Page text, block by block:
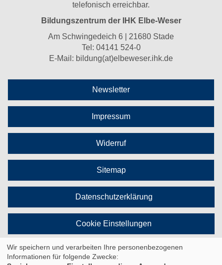
telefonisch erreichbar.
Bildungszentrum der IHK Elbe-Weser
Am Schwingedeich 6 | 21680 Stade
Tel: 04141 524-0
E-Mail: bildung(at)elbeweser.ihk.de
Newsletter
Impressum
Widerruf
Sitemap
Datenschutzerklärung
Cookie Einstellungen
Vertrag widerrufen
Wir speichern und verarbeiten Ihre personenbezogenen
Informationen für folgende Zwecke: